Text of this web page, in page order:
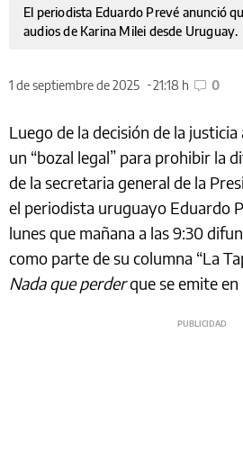
El periodista Eduardo Prevé anunció
audios de Karina Milei desde Uruguay.
1 de septiembre de 2025 21:18 h 0
Luego de la decisión de la
un “bozal legal” para prohibir la
de la secretaria general de la
el periodista uruguayo Eduardo
lunes que mañana a las 9:30
como parte de su columna “La
Nada que perderque se emite en